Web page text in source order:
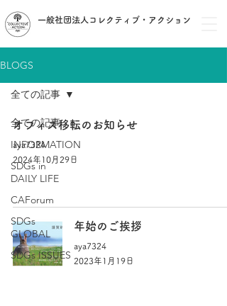
一般社団法人コレクティブ・アクション
BLOGS
全ての記事
INFORMATION
SDGs in
DAILY LIFE
CAForum
SDGs
GLOBAL
SDGs ISSUES
全ての記事
オフィス移転のお知らせ
aya7324
2024年10月29日
年始のご挨拶
aya7324
2023年1月19日